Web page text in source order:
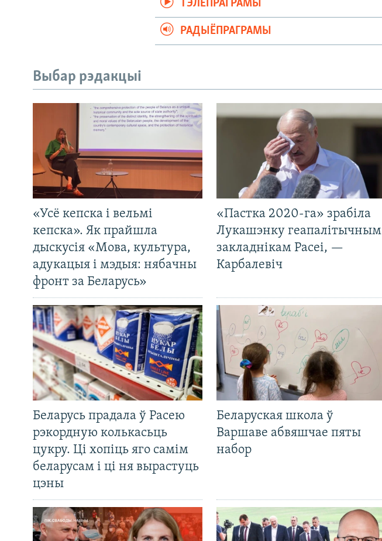
ТЭЛЕПРАГРАМЫ
РАДЫЁПРАГРАМЫ
Выбар рэдакцыі
«Усё кепска і вельмі
кепска». Як прайшла
дыскусія «Мова, культура,
адукацыя і мэдыя: нябачны
фронт за Беларусь»
«Пастка 2020-га» зрабіла
Лукашэнку геапалітычным
закладнікам Расеі, —
Карбалевіч
Беларусь прадала ў Расею
рэкордную колькасьць
цукру. Ці хопіць яго самім
беларусам і ці ня вырастуць
цэны
Беларуская школа ў
Варшаве абвяшчае пяты
набор